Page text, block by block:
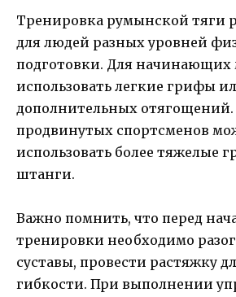
Тренировка румынской тяги
для людей разных уровней
подготовки. Для
использовать легкие грифы
дополнительных отягощений.
продвинутых спортсменов
использовать более тяжелые
штанги.
Важно помнить, что перед
тренировки необходимо
суставы, провести растяжку
гибкости. При выполнении